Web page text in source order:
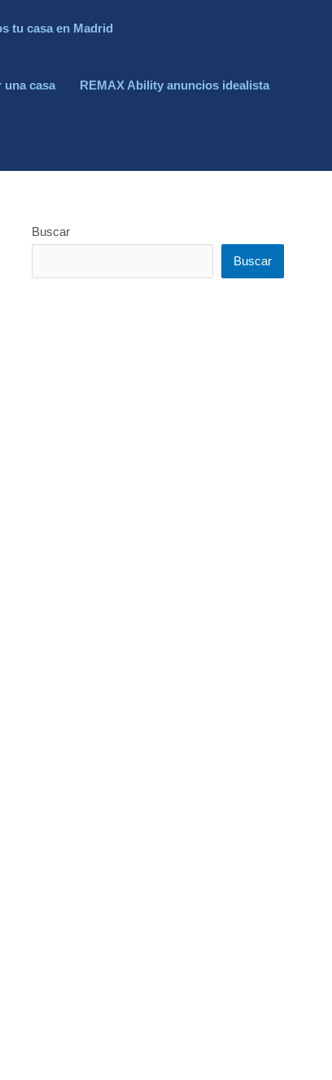
tu casa en Madrid
una casa REMAX Ability anuncios idealista
Buscar
Buscar